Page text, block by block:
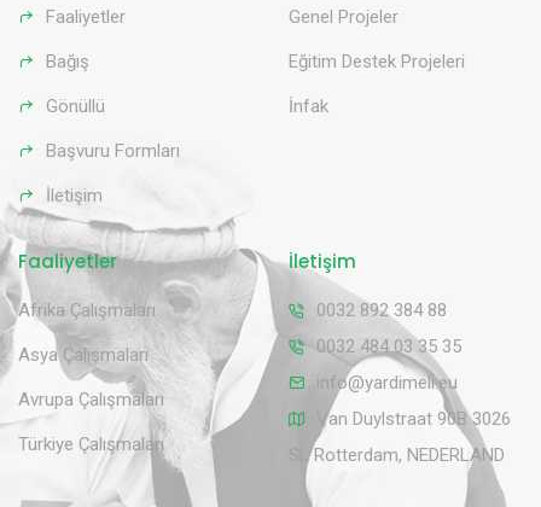
Faaliyetler
Bağış
Gönüllü
Başvuru Formları
İletişim
Genel Projeler
Eğitim Destek Projeleri
İnfak
Faaliyetler
Afrika Çalışmaları
Asya Çalışmaları
Avrupa Çalışmaları
Türkiye Çalışmaları
İletişim
0032 892 384 88
0032 484 03 35 35
info@yardimeli.eu
Van Duylstraat 90B 3026
SL Rotterdam, NEDERLAND